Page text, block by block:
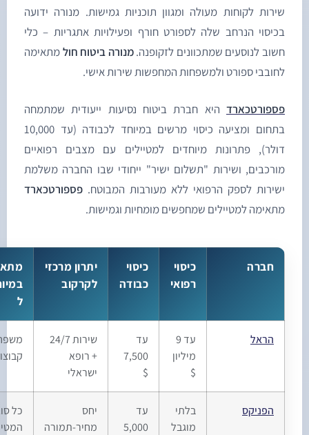
לקוחות מעולה ומגוון תוכניות גמישות. מנורה ידועה
הנרחב שלה לספורט חורף ופעילויות אתגריות – כלי
לנוסעים שמתכוונים לזקופנה.מנורה ביטוח חולמתאימה
ספורט ולמשפחות המחפשות שירות אישי.
היא חברת ביטוח נסיעות ייעודית שמתמחה
בתחום ומציעה כיסוי מרשים במיוחד לכבודה (עד 10,000
פתרונות מיוחדים למטיילים עם מצבים רפואיים
ושירות "תשלום ישיר" ייחודי שבו החברה משלמת
לספק הרפואי ללא מעורבות המבוטח.פספורטכארד
למטיילים שמחפשים מומחיות וגמישות.
כיסוי
כבודה
יתרון מרכזי
לקרקוב
מתאים
במיוחד
7,500
שירות 24/7
+ רופא
ישראלי
משפחות,
קבוצות
הפניקס
5,000
מחיר-תמורה
כל סוגי
המטיילים